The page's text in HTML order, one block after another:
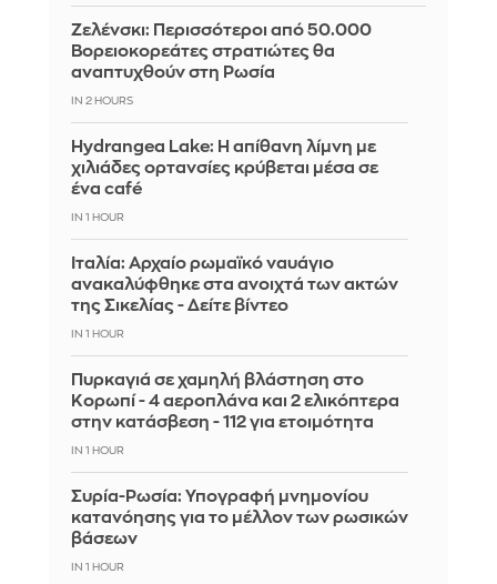
Ζελένσκι: Περισσότεροι από 50.000
Βορειοκορεάτες στρατιώτες θα
αναπτυχθούν στη Ρωσία
IN 2 HOURS
Hydrangea Lake: Η απίθανη λίμνη με
χιλιάδες ορτανσίες κρύβεται μέσα σε
ένα café
IN 1 HOUR
Ιταλία: Αρχαίο ρωμαϊκό ναυάγιο
ανακαλύφθηκε στα ανοιχτά των ακτών
της Σικελίας - Δείτε βίντεο
IN 1 HOUR
Πυρκαγιά σε χαμηλή βλάστηση στο
Κορωπί - 4 αεροπλάνα και 2 ελικόπτερα
στην κατάσβεση - 112 για ετοιμότητα
IN 1 HOUR
Συρία-Ρωσία: Υπογραφή μνημονίου
κατανόησης για το μέλλον των ρωσικών
βάσεων
IN 1 HOUR